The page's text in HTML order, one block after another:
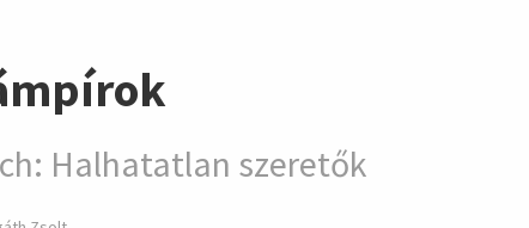
Halhatatlan szeretők